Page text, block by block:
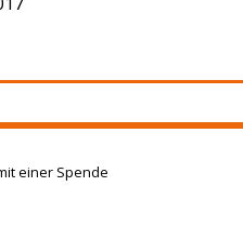
einer Spende